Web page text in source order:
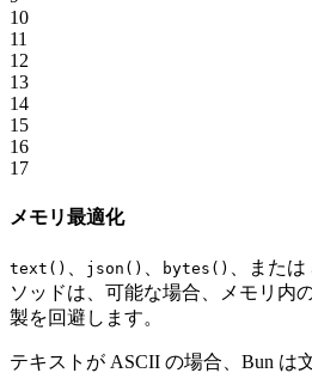
10
11
12
13
14
15
16
17
メモリ最適化
text() json() bytes() 、または
ソッドは、可能な場合、メモリ内
製を回避します。
テキストが ASCII の場合、Bun は